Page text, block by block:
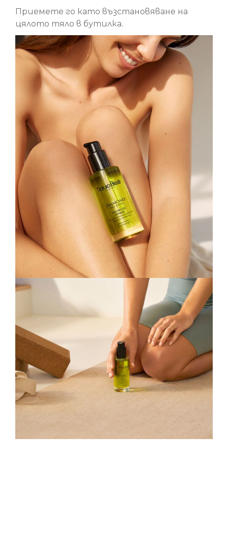
Приемете го като възстановяване на
цялото тяло в бутилка.